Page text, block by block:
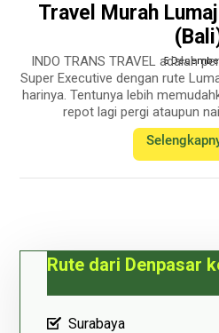
Travel Murah
5
INDO TRANS TRAVEL adalah
Super Executive dengan rute
harinya. Tentunya lebih
repot lagi pergi ataupun
Rute dari Denpasar
Surabaya